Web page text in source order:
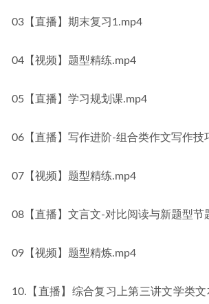
03【直播】期末复习1.mp4
04【视频】题型精练.mp4
05【直播】学习规划课.mp4
06【直播】写作进阶-组合类作文写作技
07【视频】题型精练.mp4
08【直播】文言文-对比阅读与新题型节
09【视频】题型精炼.mp4
10.【直播】综合复习上第三讲文学类